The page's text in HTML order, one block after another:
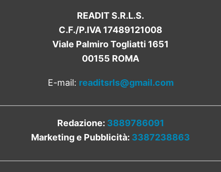
READIT S.R.L.S.
C.F./P.IVA 17489121008
Viale Palmiro Togliatti 1651
00155 ROMA
E-mail: readitsrls@gmail.com
Redazione: 3889786091
Marketing e Pubblicità: 3387238863